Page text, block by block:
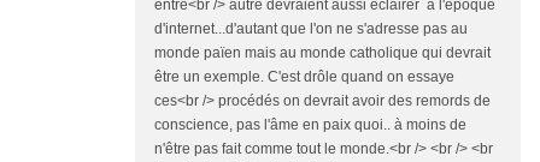
entre<br /> autre devraient aussi éclairer à l'époque
d'internet...d'autant que l'on ne s'adresse pas au
monde païen mais au monde catholique qui devrait
être un exemple. C'est drôle quand on essaye
ces<br /> procédés on devrait avoir des remords de
conscience, pas l'âme en paix quoi.. à moins de
n'être pas fait comme tout le monde.<br /> <br /> <br